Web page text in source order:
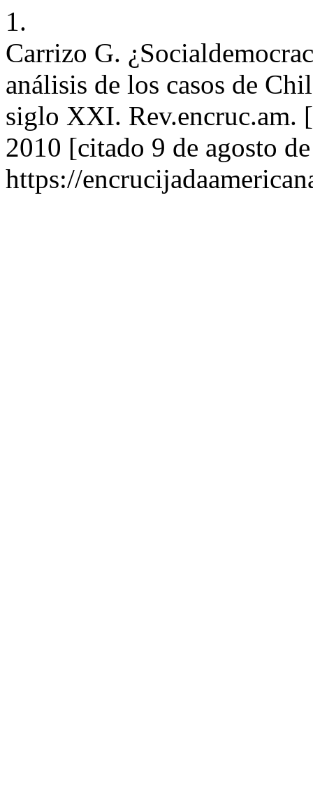
1.
Carrizo G.
análisis de los casos de
siglo XXI. Rev.encruc.am.
2010 [citado 9 de agosto
https://